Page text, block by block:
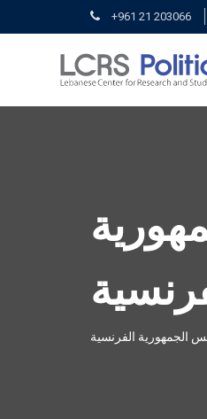
+961 21 203066
الجمهورية الفرنسية